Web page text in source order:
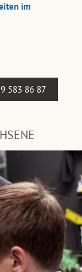
im
583 86 87